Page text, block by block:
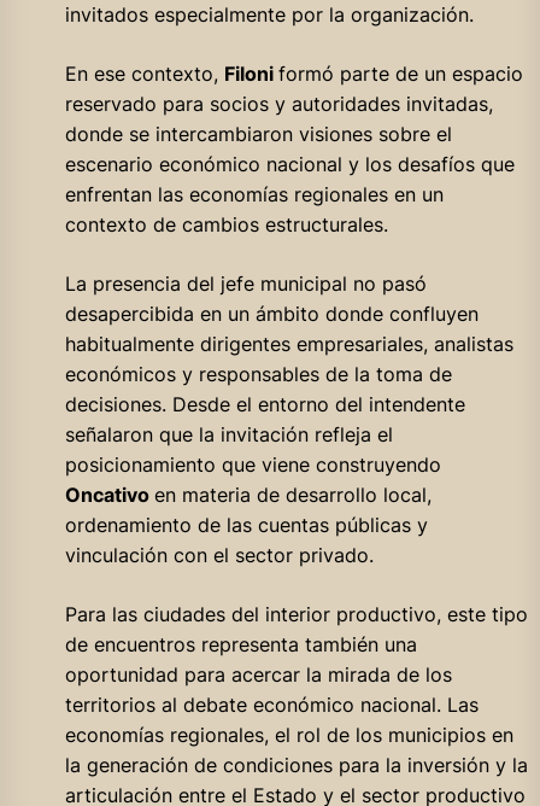
invitados especialmente por la organización.
En ese contexto, Filoni formó parte de un espacio
reservado para socios y autoridades invitadas,
donde se intercambiaron visiones sobre el
escenario económico nacional y los desafíos que
enfrentan las economías regionales en un
contexto de cambios estructurales.
La presencia del jefe municipal no pasó
desapercibida en un ámbito donde confluyen
habitualmente dirigentes empresariales, analistas
económicos y responsables de la toma de
decisiones. Desde el entorno del intendente
señalaron que la invitación refleja el
posicionamiento que viene construyendo
Oncativo en materia de desarrollo local,
ordenamiento de las cuentas públicas y
vinculación con el sector privado.
Para las ciudades del interior productivo, este tipo
de encuentros representa también una
oportunidad para acercar la mirada de los
territorios al debate económico nacional. Las
economías regionales, el rol de los municipios en
la generación de condiciones para la inversión y la
articulación entre el Estado y el sector productivo